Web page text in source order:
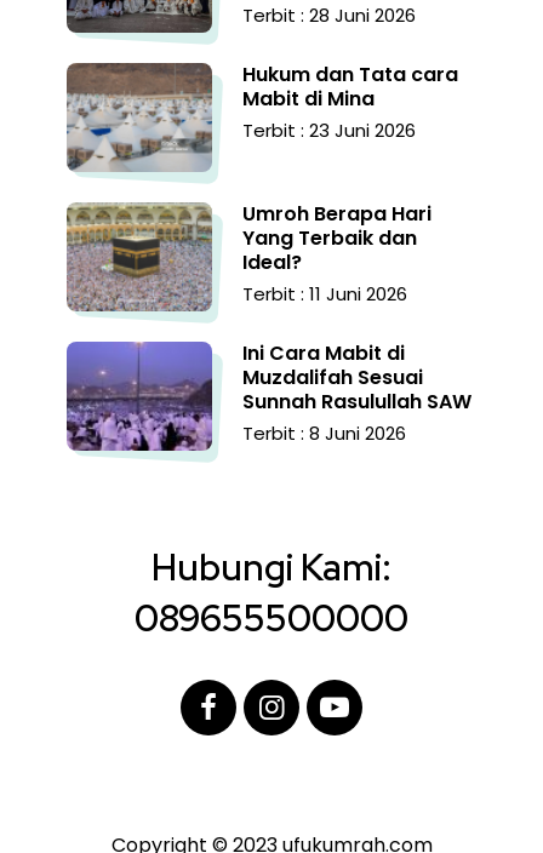
Terbit : 28 Juni 2026
Hukum dan Tata cara
Mabit di Mina
Terbit : 23 Juni 2026
Umroh Berapa Hari
Yang Terbaik dan
Ideal?
Terbit : 11 Juni 2026
Ini Cara Mabit di
Muzdalifah Sesuai
Sunnah Rasulullah SAW
Terbit : 8 Juni 2026
Hubungi Kami:
089655500000
Copyright © 2023 ufukumrah.com